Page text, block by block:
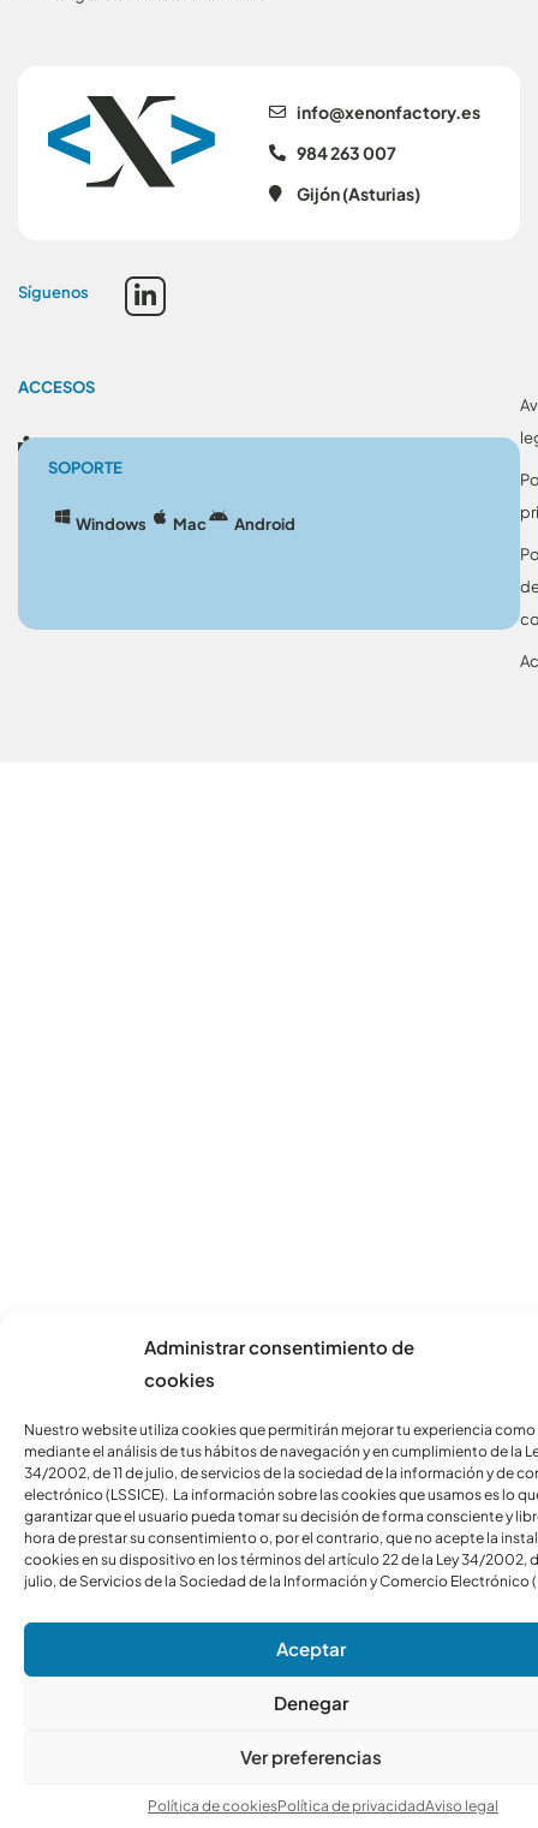
Administrar consentimiento de
cookies
Nuestro website utiliza cookies que permitirán mejorar tu experiencia como
mediante el análisis de tus hábitos de navegación y en cumplimiento de la
34/2002, de 11 de julio, de servicios de la sociedad de la información y de
electrónico (LSSICE). La información sobre las cookies que usamos es lo
garantizar que el usuario pueda tomar su decisión de forma consciente y
hora de prestar su consentimiento o, por el contrario, que no acepte la
cookies en su dispositivo en los términos del artículo 22 de la Ley 34/2002,
julio, de Servicios de la Sociedad de la Información y Comercio Electrónico
Aceptar
Denegar
Ver preferencias
Política de cookiesPolítica de privacidadAviso legal
se.yrotcafnonex@ofni
984 263 007
Gijón (Asturias)
Síguenos
ACCESOS
SOPORTE
Windows Mac Android